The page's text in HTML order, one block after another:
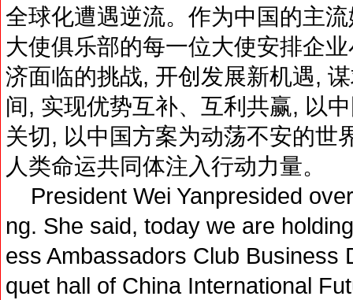
全球化遭遇逆流。作为中国的主
大使俱乐部的每一位大使安排企
济面临的挑战, 开创发展新机遇,
间, 实现优势互补、互利共赢, 以
关切, 以中国方案为动荡不安的世
人类命运共同体注入行动力量。
President Wei Yanpresided
ng. She said, today we are
ess Ambassadors Club Business
quet hall of China International